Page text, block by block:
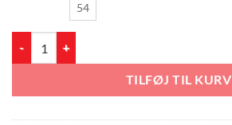
54
TILFØJ TIL KURV